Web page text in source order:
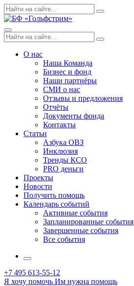
Skip
to
Поиск
по:
Search
Menu
Поиск
по:
Search
О нас
Наша Команда
Бизнес и фонд
Наши партнёры
СМИ о нас
Отзывы и предложения
Отчёты
Документы фонда
Контакты
Статьи
Азбука ОВЗ
Инклюзия
Тренды КСО
PRO деньги
Проекты
Новости
Получить помощь
Календарь событий
Активные события
Запланированные события
Завершенные события
Все события
More
+7 495 613-55-12
Я хочу помочь Им нужна помощь